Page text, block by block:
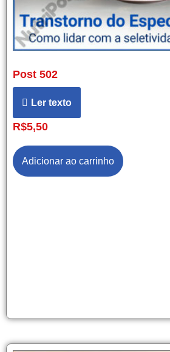
Post 502
Ler texto
R$5,50
Adicionar ao carrinho